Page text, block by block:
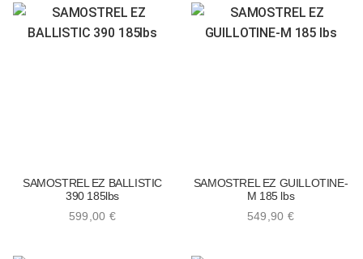
599,00 €
SAMOSTREL EZ BALLISTIC
390 185lbs
549,90 €
SAMOSTREL EZ GUILLOTINE-
M 185 lbs